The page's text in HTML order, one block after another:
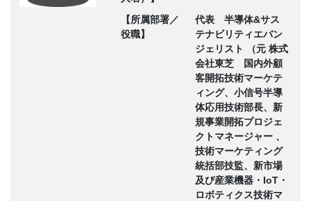
【所属部署／
役職】
代表 半導体&サス
テナビリティエバン
ジェリスト （元 株式
会社東芝 国内外顧
客開拓技術マーケテ
ィング、小信号半導
体応用技術部長、新
規事業開拓プロジェ
クトマネージャー 、
技術マーケティング
統括部技監、新市場
及び産業機器・IoT・
ロボティクス技術マ